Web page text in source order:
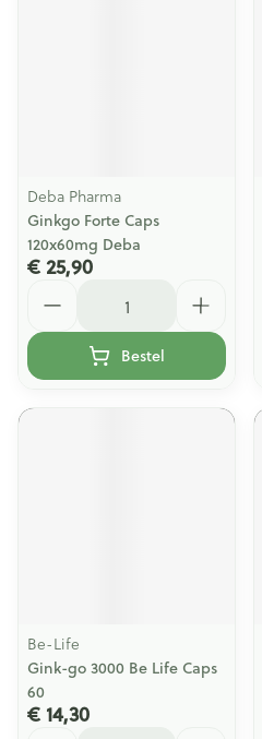
Deba Pharma
Ginkgo Forte Caps
120x60mg Deba
€ 25,90
Bestel
Be-Life
Gink-go 3000 Be Life Caps
60
€ 14,30